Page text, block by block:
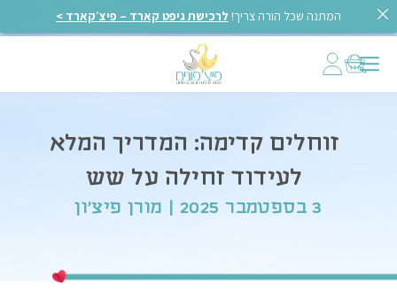
המתנה שכל הורה צריך! לרכישת גיפט קארד – פיצ׳קארד >
זוחלים קדימה: המדריך המלא
לעידוד זחילה על שש
3 בספטמבר 2025 | מורן פיצ'ון